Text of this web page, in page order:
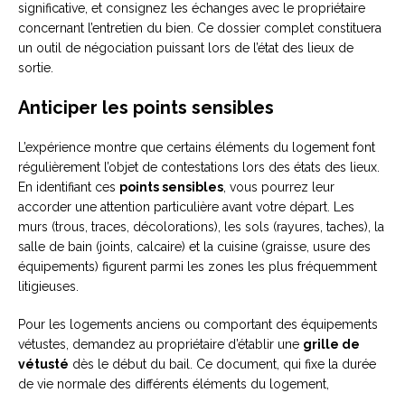
significative, et consignez les échanges avec le propriétaire
concernant l’entretien du bien. Ce dossier complet constituera
un outil de négociation puissant lors de l’état des lieux de
sortie.
Anticiper les points sensibles
L’expérience montre que certains éléments du logement font
régulièrement l’objet de contestations lors des états des lieux.
En identifiant ces points sensibles, vous pourrez leur
accorder une attention particulière avant votre départ. Les
murs (trous, traces, décolorations), les sols (rayures, taches), la
salle de bain (joints, calcaire) et la cuisine (graisse, usure des
équipements) figurent parmi les zones les plus fréquemment
litigieuses.
Pour les logements anciens ou comportant des équipements
vétustes, demandez au propriétaire d’établir une grille de
vétusté dès le début du bail. Ce document, qui fixe la durée
de vie normale des différents éléments du logement,